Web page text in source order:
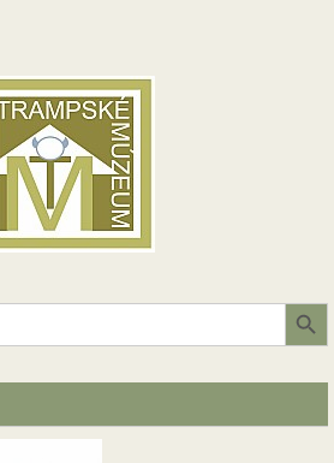
Search Button